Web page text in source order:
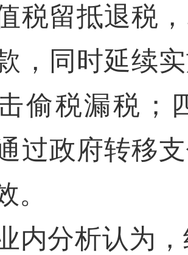
税留抵退税
，同时延续
偷税漏税；
过政府转移
。
分析认为，